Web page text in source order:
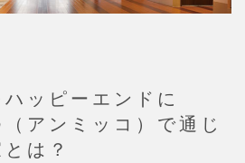
ッピーエンドに
アンミッコ）で通じ
は？